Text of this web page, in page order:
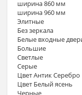
ширина 860 мм
ширина 960 мм
Элитные
Без зеркала
Белые входные
Большие
Светлые
Серые
Цвет Антик Серебро
Цвет Белый ясень
Черные